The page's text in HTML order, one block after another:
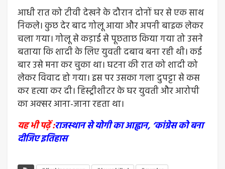
आधी रात को टीवी देखने के दौरान दोनों घर से एक साथ
निकले। कुछ देर बाद गोलू आया और अपनी बाइक लेकर
चला गया। गोलू से कड़ाई से पूछताछ किया गया तो उसने
बताया कि शादी के लिए युवती दबाव बना रही थी। कई
बार उसे मना कर चुका था। घटना की रात को शादी को
लेकर विवाद हो गया। इस पर उसका गला दुपट्टा से कस
कर हत्या कर दी। हिस्ट्रीशीटर के घर युवती और आरोपी
का अक्सर आना-जाना रहता था।
यह भी पढ़ें :राजस्थान से योगी का आह्वान, ‘कांग्रेस को बना
दीजिए इतिहास